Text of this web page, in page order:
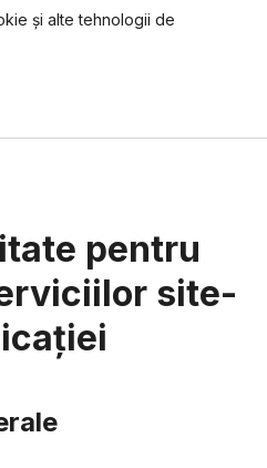
și alte tehnologii de
pentru
site-